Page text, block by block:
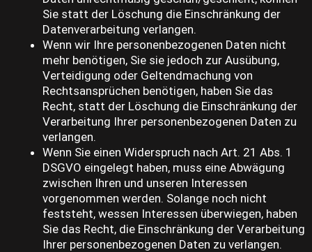
Sie statt der Löschung die Einschränkung der
Datenverarbeitung verlangen.
Wenn wir Ihre personenbezogenen Daten nicht
mehr benötigen, Sie sie jedoch zur Ausübung,
Verteidigung oder Geltendmachung von
Rechtsansprüchen benötigen, haben Sie das
Recht, statt der Löschung die Einschränkung der
Verarbeitung Ihrer personenbezogenen Daten zu
verlangen.
Wenn Sie einen Widerspruch nach Art. 21 Abs. 1
DSGVO eingelegt haben, muss eine Abwägung
zwischen Ihren und unseren Interessen
vorgenommen werden. Solange noch nicht
feststeht, wessen Interessen überwiegen, haben
Sie das Recht, die Einschränkung der Verarbeitung
Ihrer personenbezogenen Daten zu verlangen.